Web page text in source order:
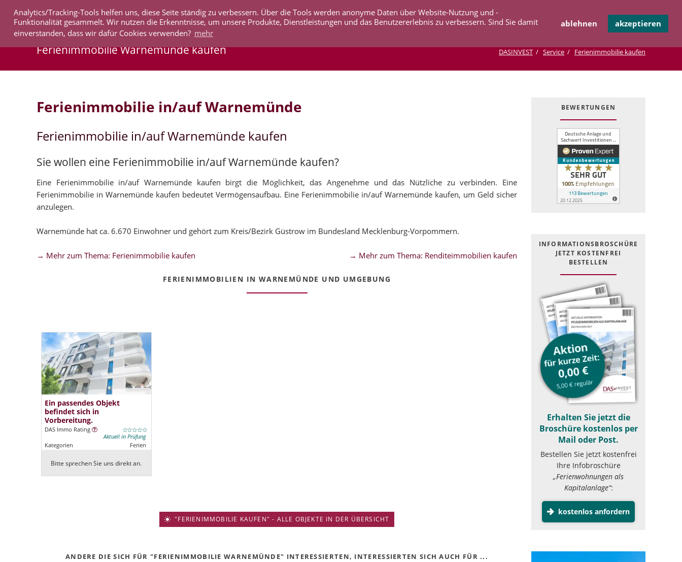
Analytics/Tracking-Tools helfen uns, diese Seite ständig zu verbessern. Über die Tools werden anonyme Daten über Website-Nutzung und -
Funktionalität gesammelt. Wir nutzen die Erkenntnisse, um unsere Produkte, Dienstleistungen und das Benutzererlebnis zu verbessern. Sind Sie damit
einverstanden, dass wir dafür Cookies verwenden? mehr
ablehnen akzeptieren
überspringen
IMMOBILIEN AKTUELLES UNTERNEHMEN SERVICE KOOPERATION KONTAKT
Ferienimmobilie Warnemünde kaufen DASINVEST Service Ferienimmobilie kaufen
Ferienimmobilie in/auf Warnemünde
Ferienimmobilie in/auf Warnemünde kaufen
Sie wollen eine Ferienimmobilie in/auf Warnemünde kaufen?
Eine Ferienimmobilie in/auf Warnemünde kaufen birgt die Möglichkeit, das Angenehme und das Nützliche zu verbinden. Eine
Ferienimmobilie in Warnemünde kaufen bedeutet Vermögensaufbau. Eine Ferienimmobilie in/auf Warnemünde kaufen, um Geld sicher
anzulegen.
Warnemünde hat ca. 6.670 Einwohner und gehört zum Kreis/Bezirk Güstrow im Bundesland Mecklenburg-Vorpommern.
→ Mehr zum Thema: Ferienimmobilie kaufen → Mehr zum Thema: Renditeimmobilien kaufen
FERIENIMMOBILIEN IN WARNEMÜNDE UND UMGEBUNG
Ein passendes Objekt
befindet sich in
Vorbereitung.
DAS Immo Rating
Aktuell in Prüfung
Kategorien
Ferien
Bitte sprechen Sie uns direkt an.
"FERIENIMMOBILIE KAUFEN" - ALLE OBJEKTE IN DER ÜBERSICHT
ANDERE DIE SICH FÜR "FERIENIMMOBILIE WARNEMÜNDE" INTERESSIERTEN, INTERESSIERTEN SICH AUCH FÜR ...
BEWERTUNGEN
INFOR­MATIONS­BROSCHÜRE
JETZT KOSTEN­FREI
BESTELLEN
Erhalten Sie jetzt die
Broschüre kostenlos per
Mail oder Post.
Bestellen Sie jetzt kostenfrei
Ihre Infobroschüre
„Ferienwohnungen als
Kapitalanlage”:
kostenlos anfordern